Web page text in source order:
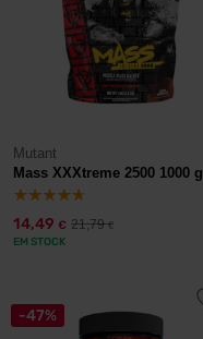
Mutant
Mass XXXtreme 2500 1000 g
14,49 € 21,79€
EM STOCK
-47%